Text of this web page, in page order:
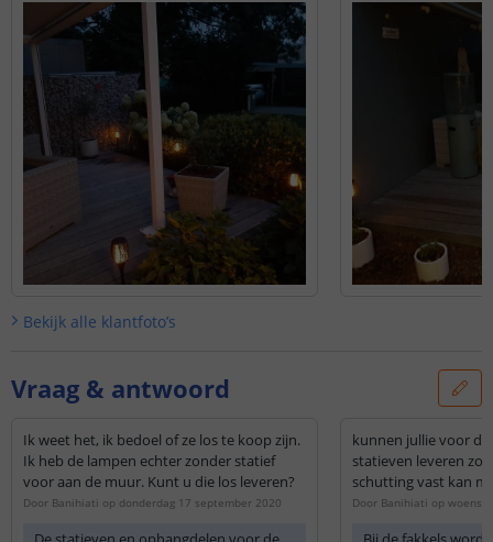
daarom had ik er al extra bij besteld!
Bekijk alle klantfoto’s
Vraag & antwoord
Ik weet het, ik bedoel of ze los te koop zijn.
Ik heb de lampen echter zonder statief
voor aan de muur. Kunt u die los leveren?
Door Banihiati op donderdag 17 september 2020
kunnen jullie voor
statieven leveren
schutting vast kan
Door Banihiati op